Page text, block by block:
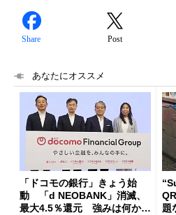
Share Post
あなたにオススメ
「ドコモの銀行」きょう始
動 「d NEOBANK」消滅、
最大4.5％還元 強みは何か解
題